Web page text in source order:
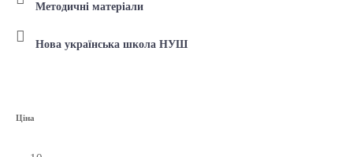
Методичні матеріали
Нова українська школа НУШ
Ціна